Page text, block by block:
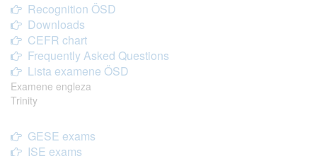
Recognition ÖSD
Downloads
CEFR chart
Frequently Asked Questions
Lista examene ÖSD
Examene engleza
Trinity
GESE exams
ISE exams